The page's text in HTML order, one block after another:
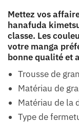
Mettez vos
hanafuda
classe. Les
votre manga
bonne qualité et
Trousse de
Matériau de
Matériau de la
Type de